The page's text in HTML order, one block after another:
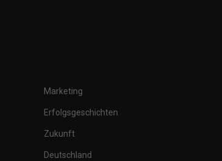
Marketing
Erfolgsgeschichten
Zukunft
Deutschland